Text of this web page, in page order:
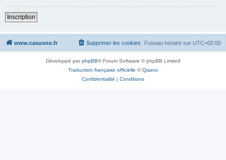
Inscription
www.casusno.fr Fuseau horaire sur UTC+02:00
Supprimer les cookies
Développé parphpBB® Forum Software © phpBB Limited
Traduction française officielle ©Qiaeru
Confidentialité | Conditions